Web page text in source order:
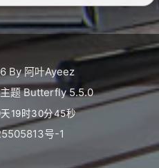
By 阿叶Ayeez
主题Butterfly 5.5.0
19时30分45秒
号-1